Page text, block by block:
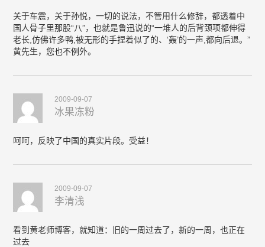
关于车震，关于孙悦，一切的说法，不管用什么修辞，都透着中
国人骨子里那股“八”，也就是鲁迅说的“一堆人的后背颈项都伸得
老长,仿佛许多鸭,被无形的手捏着似了的、‘轰’的一声,都向后退。”
黄先生，您也不例外。
2009-09-07
冰果冻粉
呵呵，反映了中国的真实片段。受益！
2009-09-07
李清浅
看到黄老师博客，就知道：旧的一周过去了，新的一周，也正在
过去